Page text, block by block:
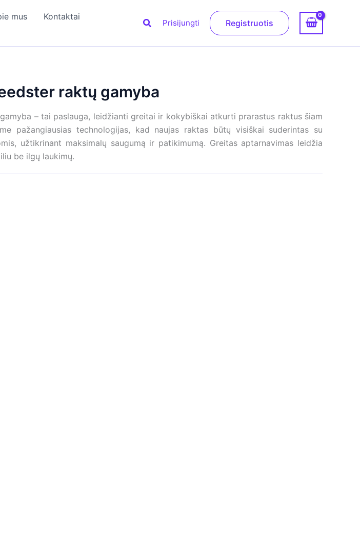
mus
Kontaktai
PaieškaPrisijungti Registruotis
raktų gamyba
– tai paslauga, leidžianti greitai ir kokybiškai atkurti prarastus raktus šiam
pažangiausias technologijas, kad naujas raktas būtų visiškai suderintas su
užtikrinant maksimalų saugumą ir patikimumą. Greitas aptarnavimas leidžia
be ilgų laukimų.